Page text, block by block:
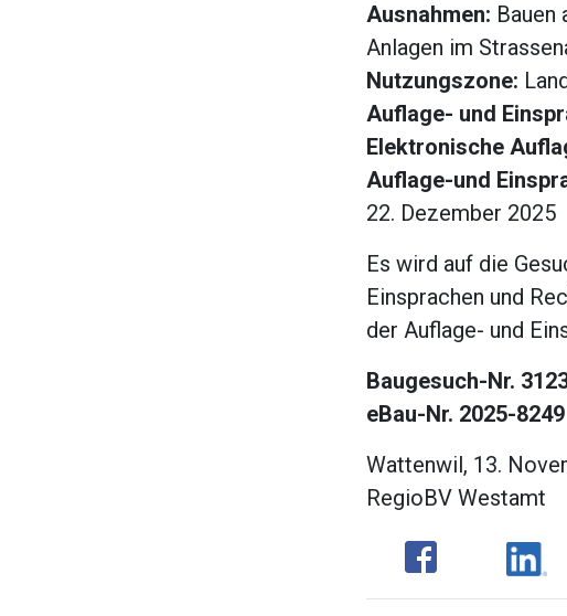
Ausnahmen: Bauen
Anlagen im
Nutzungszone:
Auflage- und
Elektronische
Auflage-und
22. Dezember 2025
Es wird auf die
Einsprachen und
der Auflage- und
Baugesuch-Nr.
eBau-Nr. 2025-8249
Wattenwil, 13.
RegioBV Westamt
Share Share